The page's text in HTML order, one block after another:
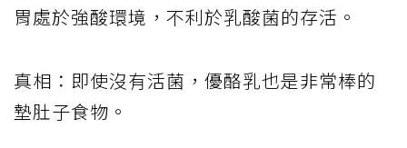
胃處於強酸環境，不利於乳酸菌的存活。
真相：即使沒有活菌，優酪乳也是非常棒的
墊肚子食物。